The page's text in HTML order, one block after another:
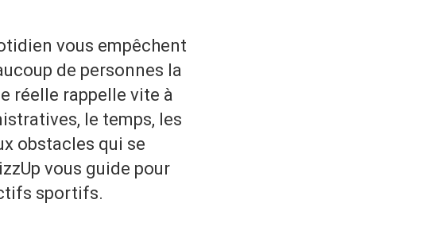
vous empêchent
de personnes la
réelle rappelle vite à
le temps, les
obstacles qui se
vous guide pour
sportifs.